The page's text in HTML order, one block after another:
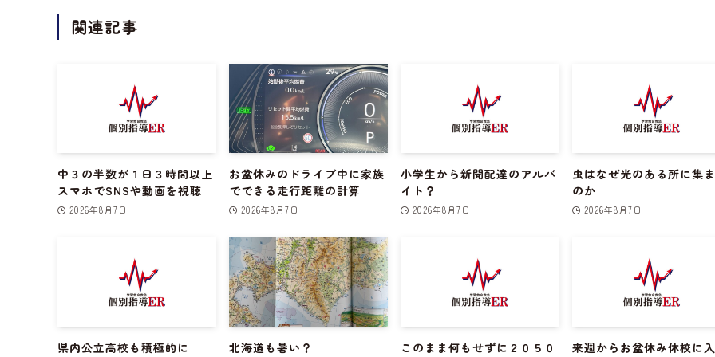
関連記事
中３の半数が１日３時間以上
スマホでSNSや動画を視聴
2026年8月7日
お盆休みのドライブ中に家族
でできる走行距離の計算
2026年8月7日
小学生から新聞配達のアルバ
イト？
2026年8月7日
虫はなぜ光のある所に集
のか
2026年8月7日
県内公立高校も積極的に
北海道も暑い？
このまま何もせずに２０５０
来週からお盆休み休校に